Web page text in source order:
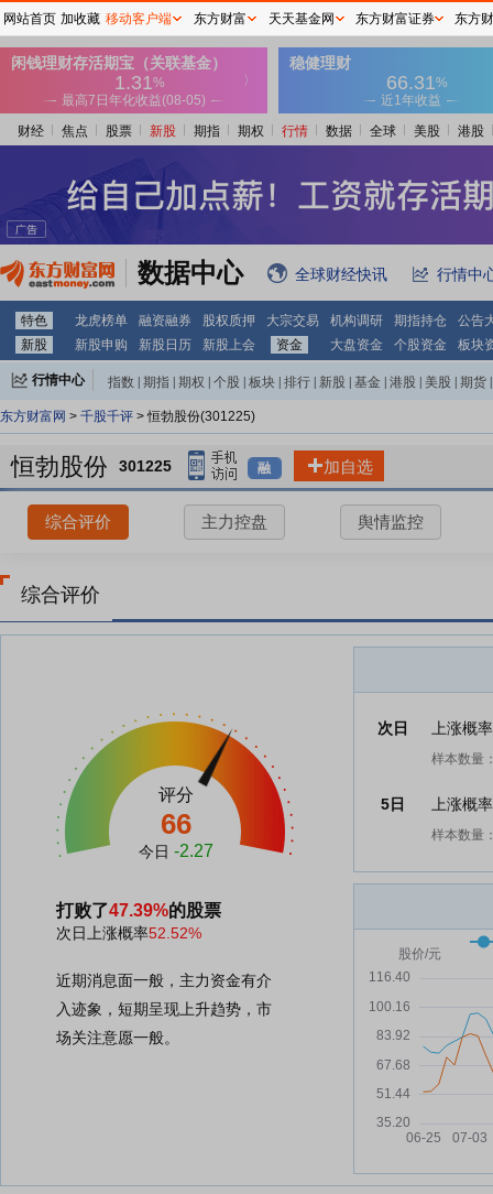
财经 焦点 股票 新股 期指 期权 行情 数据 全球 美股 港股
数据中心 全球财经快讯 行情中
特色 龙虎榜单 融资融券 股权质押 大宗交易 机构调研 期指持仓
公告
新股
新股申购 新股日历 新股上会 资金 大盘资金 个股资金 板块
行情中心 指数 期指 期权 个股 板块 排行 新股 基金 港股 美股 期货
东方财富网 > 千股千评 > 恒勃股份(301225)
恒勃股份 301225 融 加自选
综合评价 主力控盘 舆情监控
综合评价
评分
66
今日 -2.27
打败了47.39%的股票
次日上涨概率52.52%
近期消息面一般，主力资金有介
入迹象，短期呈现上升趋势，市
场关注意愿一般。
次日 上涨概
样本数量
5日 上涨概
样本数量
网站首页 加收藏 移动客户端 东方财富 天天基金网 东方财富证券 东方